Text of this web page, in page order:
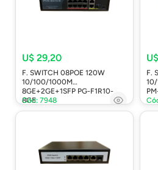
U$ 29,20
F. SWITCH 08POE 120W
10/100/1000M
8GE+2GE+1SFP PG-F1R10-
8GE
Cód: 7948
F.